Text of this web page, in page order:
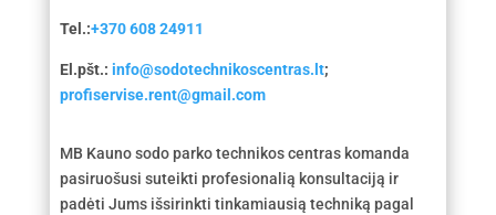
Tel.:+370 608 24911
El.pšt.: info@sodotechnikoscentras.lt;
profiservise.rent@gmail.com
MB Kauno sodo parko technikos centras komanda
pasiruošusi suteikti profesionalią konsultaciją ir
padėti Jums išsirinkti tinkamiausią techniką pagal